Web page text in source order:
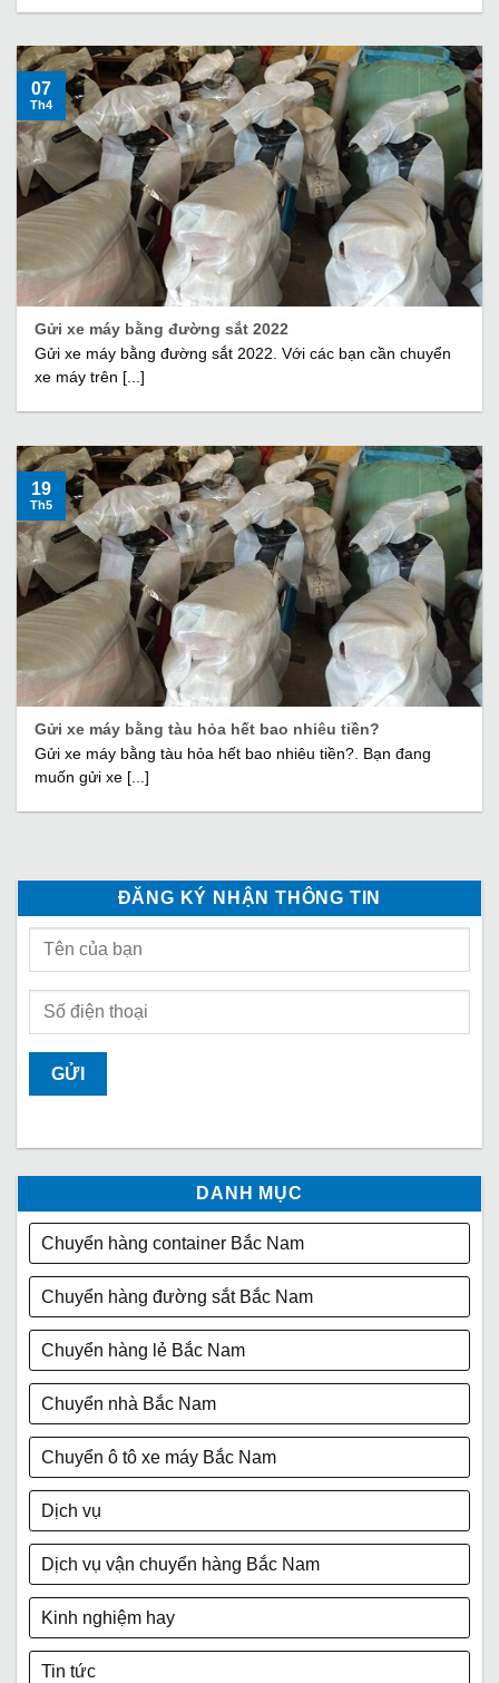
Gửi xe máy bằng đường sắt 2022
Gửi xe máy bằng đường sắt 2022. Với các bạn cần chuyển
xe máy trên [...]
07
Th4
Gửi xe máy bằng tàu hỏa hết bao nhiêu tiền?
Gửi xe máy bằng tàu hỏa hết bao nhiêu tiền?. Bạn đang
muốn gửi xe [...]
19
Th5
ĐĂNG KÝ NHẬN THÔNG TIN
DANH MỤC
Chuyển hàng container Bắc Nam
Chuyển hàng đường sắt Bắc Nam
Chuyển hàng lẻ Bắc Nam
Chuyển nhà Bắc Nam
Chuyển ô tô xe máy Bắc Nam
Dịch vụ
Dịch vụ vận chuyển hàng Bắc Nam
Kinh nghiệm hay
Tin tức